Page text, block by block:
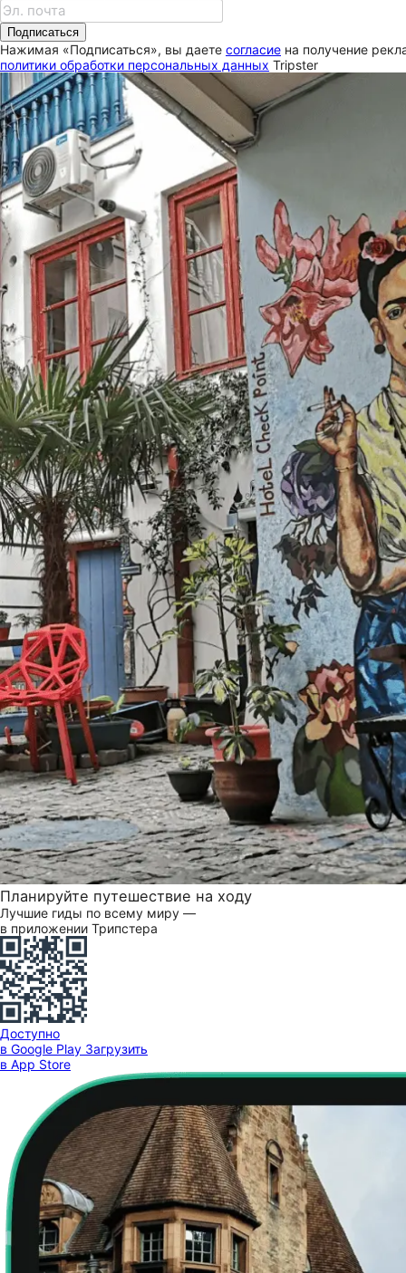
Подписаться
Нажимая «Подписаться», вы даете согласие на получение
политики обработки персональных данных Tripster
Планируйте путешествие на ходу
Лучшие гиды по всему миру —
в приложении Трипстера
Доступно
в Google Play Загрузить
в App Store